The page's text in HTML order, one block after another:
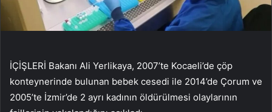
İÇİŞLERİ Bakanı Ali Yerlikaya, 2007’te Kocaeli’de çöp
konteynerinde bulunan bebek cesedi ile 2014’de Çorum ve
2005’te İzmir’de 2 ayrı kadının öldürülmesi olaylarının